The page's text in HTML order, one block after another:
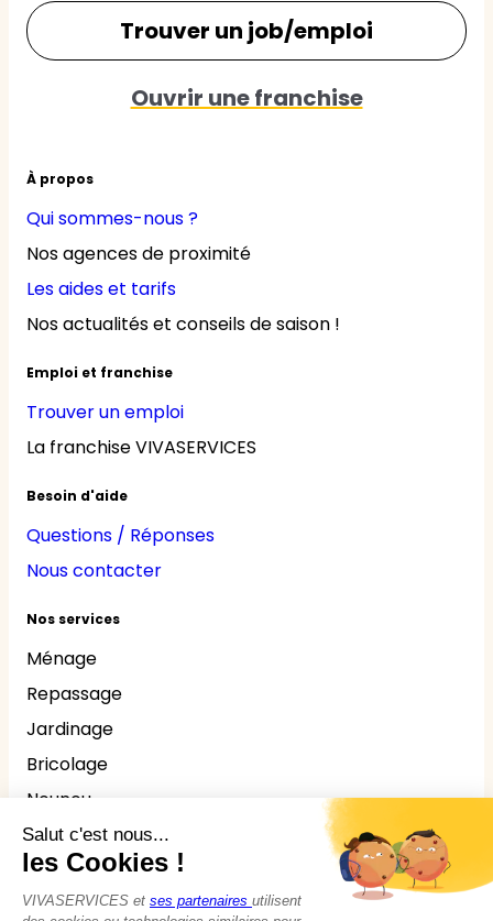
À propos
Qui sommes-nous ?
Nos agences de proximité
Les aides et tarifs
Nos actualités et conseils de saison !
Emploi et franchise
Trouver un emploi
La franchise VIVASERVICES
Besoin d'aide
Questions / Réponses
Nous contacter
Nos services
Ménage
Repassage
Jardinage
Bricolage
Nounou
Seniors
Handicaps
Trouver un job/emploi
Ouvrir une franchise